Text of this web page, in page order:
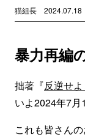
猫組長 2024.07.18
暴力再編
拙著『反逆せ
いよ2024年7月
これも皆さん